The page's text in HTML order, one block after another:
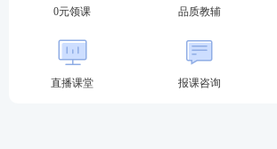
0元领课 品质教辅
直播课堂 报课咨询